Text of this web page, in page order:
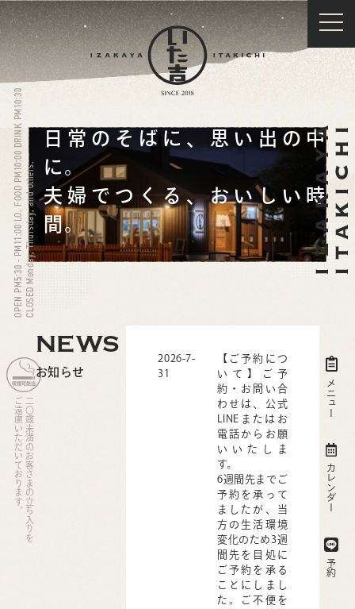
メニュー
カレンダー
予約
日常のそばに、思い出の中
に。
夫婦でつくる、おいしい時
間。
OPEN PM5:30 - PM11:00 LO. FOOD PM10:00 DRINK PM10:30CLOSED Monday, Thursday, and others.
二〇歳未満のお客さまの立ち入りを
ご遠慮いただいております。
NEWS
お知らせ
2026-7-
31
【ご予約につ
いて】ご予
約・お問い合
わせは、公式
LINEまたはお
電話からお願
いいたしま
す。
6週間先までご
予約を承って
ましたが、当
方の生活環境
変化のため3週
間先を目処に
ご予約を承る
ことにしまし
た。ご不便を